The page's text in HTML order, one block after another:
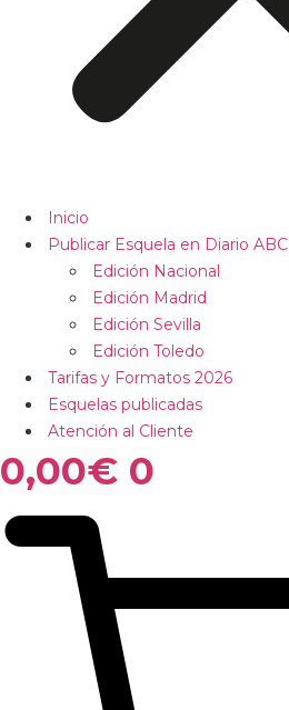
Inicio
Publicar Esquela en Diario ABC
Edición Nacional
Edición Madrid
Edición Sevilla
Edición Toledo
Tarifas y Formatos 2026
Esquelas publicadas
Atención al Cliente
0,00€ 0